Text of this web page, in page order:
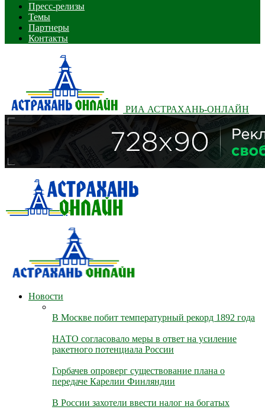
Пресс-релизы
Темы
Партнеры
Контакты
РИА АСТРАХАНЬ-ОНЛАЙН
Новости
В Москве побит температурный рекорд 1892 года
НАТО согласовало меры в ответ на усиление
ракетного потенциала России
Горбачев опроверг существование плана о
передаче Карелии Финляндии
В России захотели ввести налог на богатых